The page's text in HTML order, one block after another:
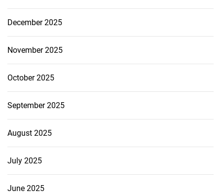
December 2025
November 2025
October 2025
September 2025
August 2025
July 2025
June 2025